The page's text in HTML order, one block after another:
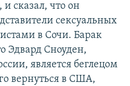
сказал, что он
сексуальных
в Сочи. Барак
Эдвард Сноуден,
является беглецом
вернуться в США,